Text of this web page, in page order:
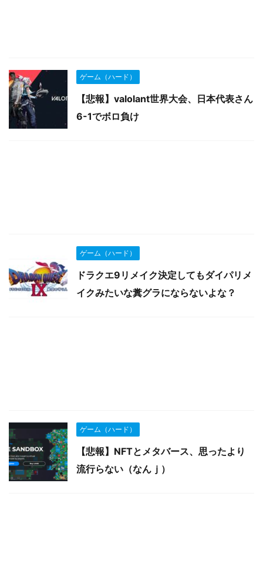
ゲーム（ハード）
【悲報】valolant世界大会、日本代表さん
6-1でボロ負け
ゲーム（ハード）
ドラクエ9リメイク決定してもダイパリメ
イクみたいな糞グラにならないよな？
ゲーム（ハード）
【悲報】NFTとメタバース、思ったより
流行らない（なんｊ）